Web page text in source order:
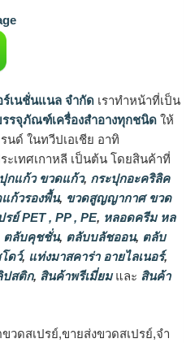
เนชั่นแนล จำกัด เราทำหน้าที่เป็น
รจุภัณฑ์เครื่องสำอางทุกชนิด ให้
นด์ ในทวีปเอเชีย อาทิ
ะเทศเกาหลี เป็นต้น โดยสินค้าที่
กแก้ว ขวดแก้ว, กระปุกอะคริลิค
ก้วรองพื้น, ขวดสูญญากาศ ขวด
รย์ PET , PP , PE, หลอดครีม หล
ตลับคุชชั่น, ตลับบลัชออน, ตลับ
ดว์, แท่งมาสคาร่า อายไลเนอร์,
ปสติก, สินค้าพรีเมี่ยมและ สินค้า
วดสเปรย์,ขายส่งขวดสเปรย์,จำ